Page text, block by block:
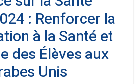
: Renforcer la
à la Santé et
des Élèves aux
Unis